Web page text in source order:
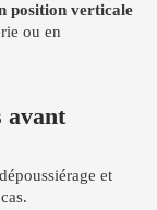
position verticale
ou en
avant
et